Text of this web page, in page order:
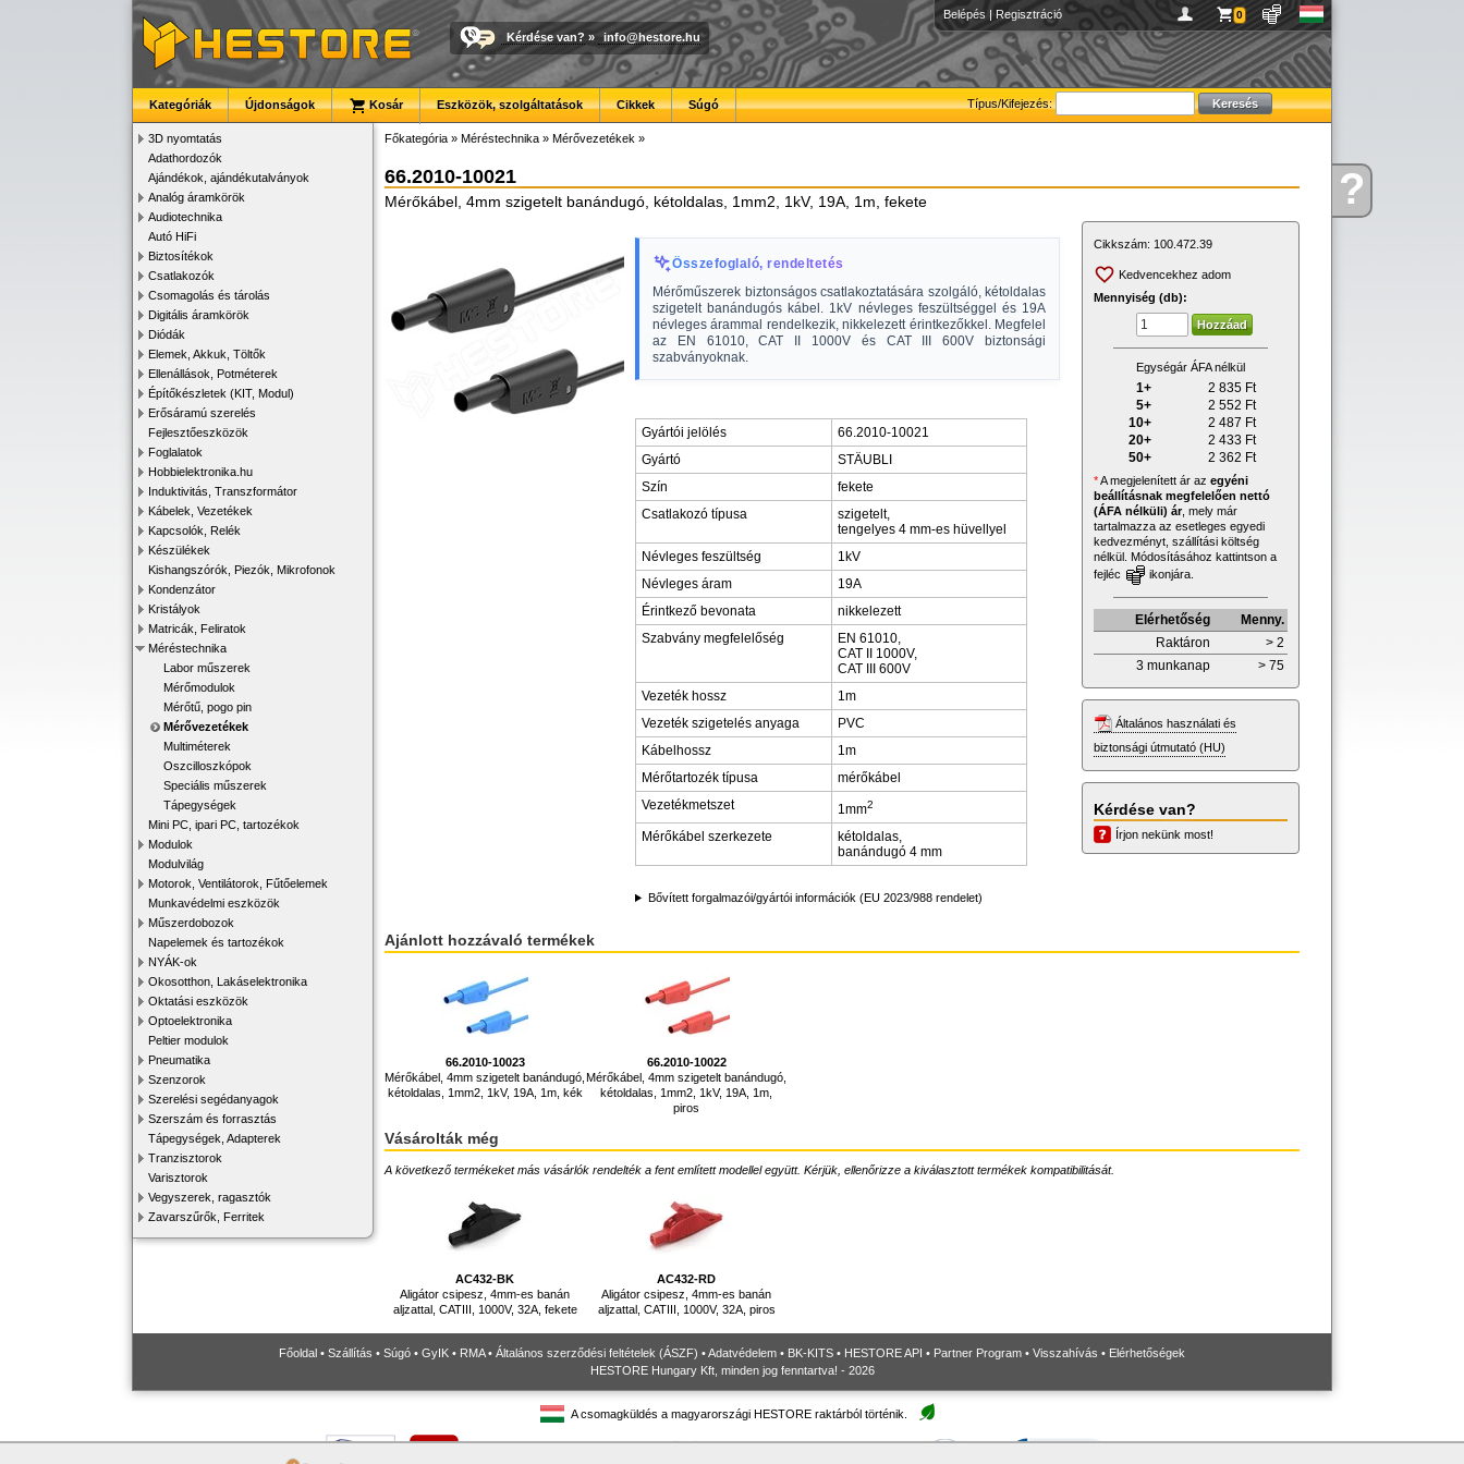
Kérdése?
Belépés | Regisztráció 0
Kérdése van? » info@hestore.hu
Típus/Kifejezés:
Kategóriák Újdonságok Kosár Eszközök, szolgáltatások Cikkek Súgó
3D nyomtatás
Adathordozók
Ajándékok, ajándékutalványok
Analóg áramkörök
Audiotechnika
Autó HiFi
Biztosítékok
Csatlakozók
Csomagolás és tárolás
Digitális áramkörök
Diódák
Elemek, Akkuk, Töltők
Ellenállások, Potméterek
Építőkészletek (KIT, Modul)
Erősáramú szerelés
Fejlesztőeszközök
Foglalatok
Hobbielektronika.hu
Induktivitás, Transzformátor
Kábelek, Vezetékek
Kapcsolók, Relék
Készülékek
Kishangszórók, Piezók, Mikrofonok
Kondenzátor
Kristályok
Matricák, Feliratok
Méréstechnika
Labor műszerek
Mérőmodulok
Mérőtű, pogo pin
Mérővezetékek
Multiméterek
Oszcilloszkópok
Speciális műszerek
Tápegységek
Mini PC, ipari PC, tartozékok
Modulok
Modulvilág
Motorok, Ventilátorok, Fűtőelemek
Munkavédelmi eszközök
Műszerdobozok
Napelemek és tartozékok
NYÁK-ok
Okosotthon, Lakáselektronika
Oktatási eszközök
Optoelektronika
Peltier modulok
Pneumatika
Szenzorok
Szerelési segédanyagok
Szerszám és forrasztás
Tápegységek, Adapterek
Tranzisztorok
Varisztorok
Vegyszerek, ragasztók
Zavarszűrők, Ferritek
Főkategória » Méréstechnika » Mérővezetékek »
66.2010-10021
Mérőkábel, 4mm szigetelt banándugó, kétoldalas, 1mm2, 1kV, 19A, 1m, fekete
Összefoglaló, rendeltetés
Mérőműszerek biztonságos csatlakoztatására szolgáló, kétoldalas
szigetelt banándugós kábel. 1kV névleges feszültséggel és 19A
névleges árammal rendelkezik, nikkelezett érintkezőkkel. Megfelel
az EN 61010, CAT II 1000V és CAT III 600V biztonsági
szabványoknak.
Gyártói jelölés
66.2010-10021
Gyártó
STÄUBLI
Szín
fekete
Csatlakozó típusa
szigetelt,
tengelyes 4 mm-es hüvellyel
Névleges feszültség
1kV
Névleges áram
19A
Érintkező bevonata
nikkelezett
Szabvány megfelelőség
EN 61010,
CAT II 1000V,
CAT III 600V
Vezeték hossz
1m
Vezeték szigetelés anyaga
PVC
Kábelhossz
1m
Mérőtartozék típusa
mérőkábel
Vezetékmetszet
1mm2
Mérőkábel szerkezete
kétoldalas,
banándugó 4 mm
Bővített forgalmazói/gyártói információk (EU 2023/988 rendelet)
Cikkszám: 100.472.39
Kedvencekhez adom
Mennyiség (db):
Egységár ÁFA nélkül
1+ 2 835 Ft
5+
2 552 Ft
10+
2 487 Ft
20+
2 433 Ft
50+
2 362 Ft
*A megjelenített ár az egyéni
beállításnak megfelelően nettó
(ÁFA nélküli) ár, mely már
tartalmazza az esetleges egyedi
kedvezményt, szállítási költség
nélkül. Módosításához kattintson a
fejléc
ikonjára.
Elérhetőség
Menny.
Raktáron
> 2
3 munkanap
> 75
Általános használati és
biztonsági útmutató (HU)
Kérdése van?
Írjon nekünk most!
Ajánlott hozzávaló termékek
66.2010-10023
Mérőkábel, 4mm szigetelt banándugó,
kétoldalas, 1mm2, 1kV, 19A, 1m, kék
66.2010-10022
Mérőkábel, 4mm szigetelt banándugó,
kétoldalas, 1mm2, 1kV, 19A, 1m,
piros
Vásárolták még
A következő termékeket más vásárlók rendelték a fent említett modellel együtt. Kérjük, ellenőrizze a kiválasztott termékek kompatibilitását.
AC432-BK
Aligátor csipesz, 4mm-es banán
aljzattal, CATIII, 1000V, 32A, fekete
AC432-RD
Aligátor csipesz, 4mm-es banán
aljzattal, CATIII, 1000V, 32A, piros
Főoldal • Szállítás • Súgó • GyIK • RMA• Általános szerződési feltételek (ÁSZF) •Adatvédelem • BK-KITS • HESTORE API • Partner Program • Visszahívás • Elérhetőségek
HESTORE Hungary Kft, minden jog fenntartva! - 2026
A csomagküldés a magyarországi HESTORE raktárból történik.